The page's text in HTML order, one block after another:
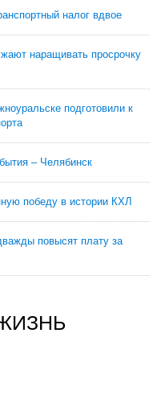
налог вдвое
наращивать просрочку
подготовили к
– Челябинск
победу в истории КХЛ
повысят плату за